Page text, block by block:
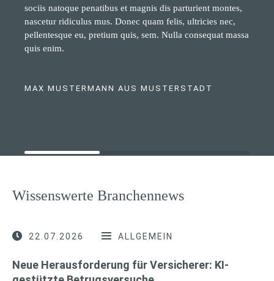
sociis natoque penatibus et magnis dis parturient montes,
nascetur ridiculus mus. Donec quam felis, ultricies nec,
pellentesque eu, pretium quis, sem. Nulla consequat massa
quis enim.
MAX MUSTERMANN AUS MUSTERSTADT
Wissenswerte Branchennews
22.07.2026 ALLGEMEIN
Neue Herausforderung für Versicherer: KI-